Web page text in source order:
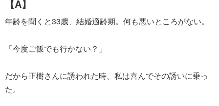
【A】
年齢を聞くと33歳、結婚適齢期。何も悪いところがない。
「今度ご飯でも行かない？」
だから正樹さんに誘われた時、私は喜んでその誘いに乗っ
た。